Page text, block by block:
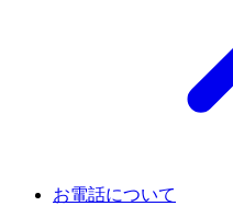
お電話について